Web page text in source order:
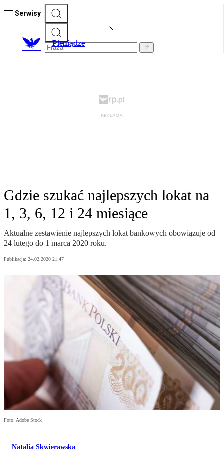
Serwisy
Pieniądze
Gdzie szukać najlepszych lokat na
1, 3, 6, 12 i 24 miesiące
Aktualne zestawienie najlepszych lokat bankowych obowiązuje od
24 lutego do 1 marca 2020 roku.
Publikacja: 24.02.2020 21:47
Foto: Adobe Stock
Natalia Skwierawska